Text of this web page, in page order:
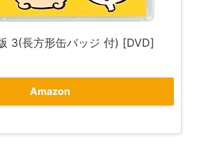
3(長方形缶バッジ 付) [DVD]
Amazon